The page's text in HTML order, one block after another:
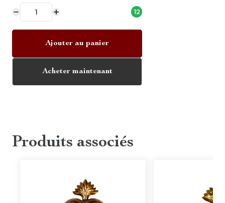
12
Ajouter au panier
Acheter maintenant
Produits associés